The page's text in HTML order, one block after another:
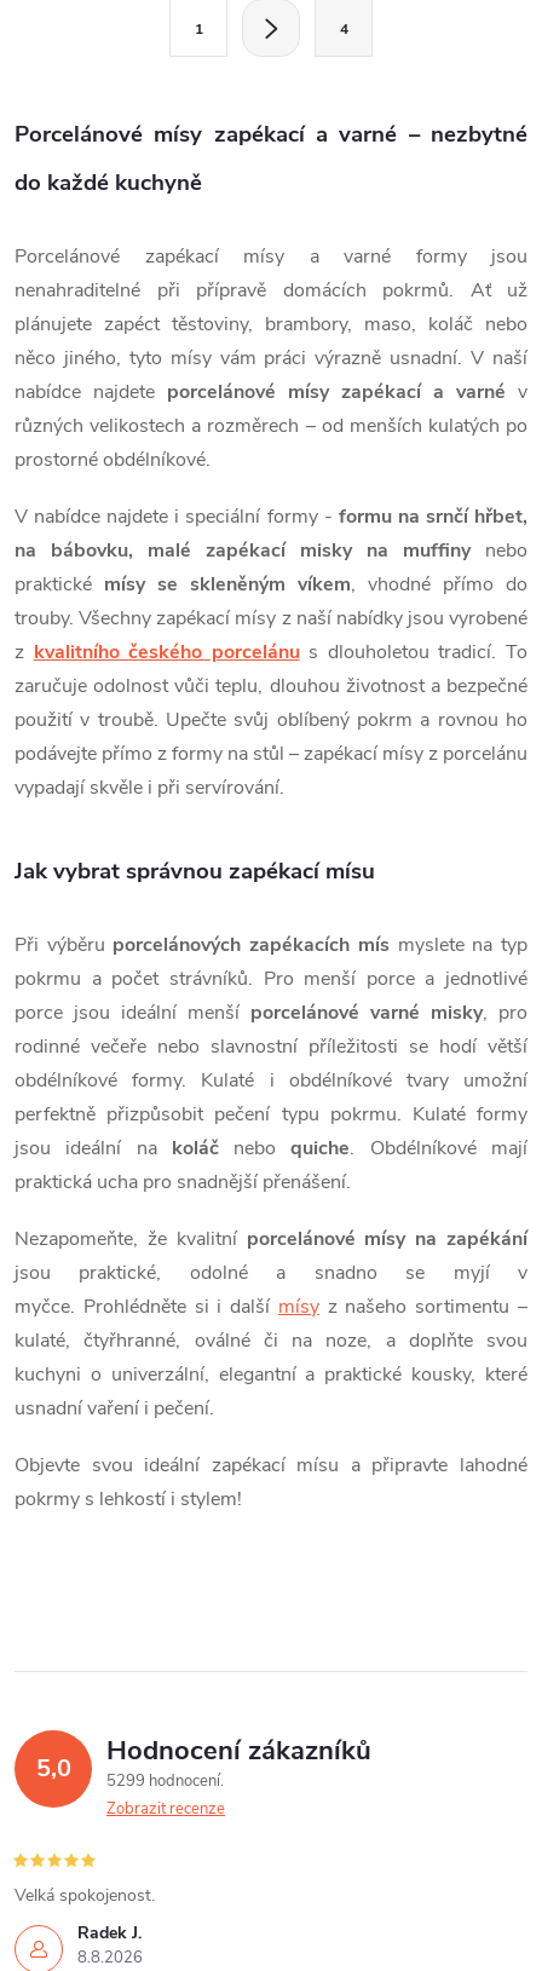
a
c
í
p
r
v
k
y
v
ý
p
i
s
u
á
n
k
v
á
n
í
1 4
Porcelánové mísy zapékací a varné – nezbytné
do každé kuchyně
Porcelánové zapékací mísy a varné formy jsou
nenahraditelné při přípravě domácích pokrmů. Ať už
plánujete zapéct těstoviny, brambory, maso, koláč nebo
něco jiného, tyto mísy vám práci výrazně usnadní. V naší
nabídce najdete porcelánové mísy zapékací a varné v
různých velikostech a rozměrech – od menších kulatých po
prostorné obdélníkové.
V nabídce najdete i speciální formy - formu na srnčí hřbet,
na bábovku, malé zapékací misky na muffinynebo
praktické mísy se skleněným víkem, vhodné přímo do
trouby. Všechny zapékací mísy z naší nabídky jsou vyrobené
z kvalitního českého porcelánus dlouholetou tradicí. To
zaručuje odolnost vůči teplu, dlouhou životnost a bezpečné
použití v troubě. Upečte svůj oblíbený pokrm a rovnou ho
podávejte přímo z formy na stůl – zapékací mísy z porcelánu
vypadají skvěle i při servírování.
Jak vybrat správnou zapékací mísu
Při výběru porcelánových zapékacích mís myslete na typ
pokrmu a počet strávníků. Pro menší porce a jednotlivé
porce jsou ideální menší porcelánové varné misky, pro
rodinné večeře nebo slavnostní příležitosti se hodí větší
obdélníkové formy. Kulaté i obdélníkové tvary umožní
perfektně přizpůsobit pečení typu pokrmu. Kulaté formy
jsou ideální na koláčneboquiche. Obdélníkové mají
praktická ucha pro snadnější přenášení.
Nezapomeňte, že kvalitní porcelánové mísy na zapékání
jsou praktické, odolné a snadno se myjí v
myčce. Prohlédněte si i další mísyz našeho sortimentu –
kulaté, čtyřhranné, oválné či na noze, a doplňte svou
kuchyni o univerzální, elegantní a praktické kousky, které
usnadní vaření i pečení.
Objevte svou ideální zapékací mísu a připravte lahodné
pokrmy s lehkostí i stylem!
5,0 Hodnocení zákazníků
5299 hodnocení
Zobrazit recenze
Radek J.
8.8.2026
Velká spokojenost.